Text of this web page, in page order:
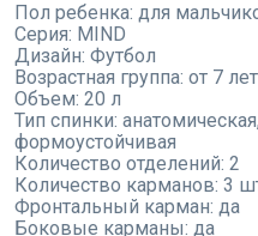
Пол ребенка: для
Серия: MIND
Дизайн: Футбол
Возрастная группа: от 7 лет
Объем: 20 л
Тип спинки:
формоустойчивая
Количество отделений: 2
Количество карманов: 3
Фронтальный карман: да
Боковые карманы: да